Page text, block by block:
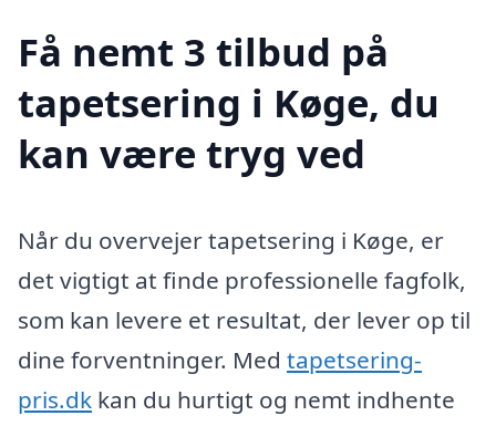
Få nemt 3 tilbud på
tapetsering i Køge, du
kan være tryg ved
Når du overvejer tapetsering i Køge, er
det vigtigt at finde professionelle fagfolk,
som kan levere et resultat, der lever op til
dine forventninger. Med tapetsering-
pris.dk kan du hurtigt og nemt indhente